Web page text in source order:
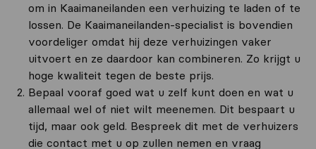
om in Kaaimaneilanden een verhuizing te laden of te
lossen. De Kaaimaneilanden-specialist is bovendien
voordeliger omdat hij deze verhuizingen vaker
uitvoert en ze daardoor kan combineren. Zo krijgt u
hoge kwaliteit tegen de beste prijs.
Bepaal vooraf goed wat u zelf kunt doen en wat u
allemaal wel of niet wilt meenemen. Dit bespaart u
tijd, maar ook geld. Bespreek dit met de verhuizers
die contact met u op zullen nemen en vraag